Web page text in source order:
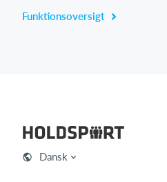
Funktionsoversigt
Dansk